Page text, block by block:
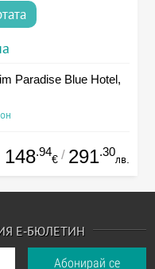
Paradise Blue Hotel,
148.94
€ / 291.30
лв.
Е-БЮЛЕТИН